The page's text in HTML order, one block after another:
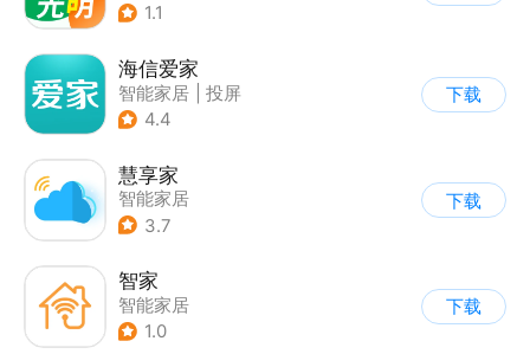
1.1
海信爱家
智能家居
投屏
4.4
下载
慧享家
智能家居
3.7
下载
智家
智能家居
1.0
下载